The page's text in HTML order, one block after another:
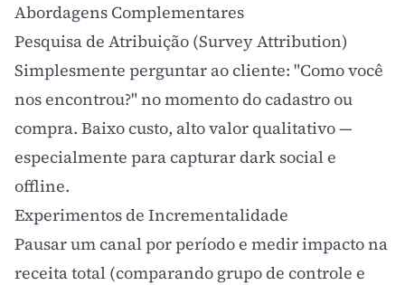
Abordagens Complementares
Pesquisa de Atribuição (Survey Attribution)
Simplesmente perguntar ao cliente: "Como você
nos encontrou?" no momento do cadastro ou
compra. Baixo custo, alto valor qualitativo —
especialmente para capturar dark social e
offline.
Experimentos de Incrementalidade
Pausar um canal por período e medir impacto na
receita total (comparando grupo de controle e